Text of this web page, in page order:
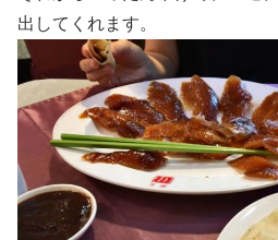
出してくれます。